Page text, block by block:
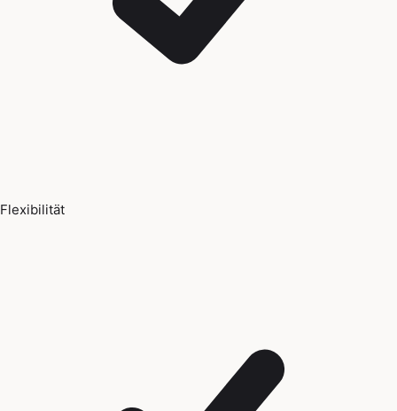
Flexibilität